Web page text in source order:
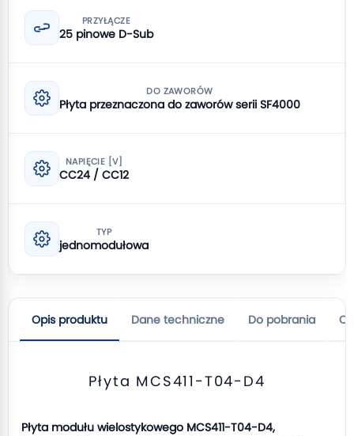
PRZYŁĄCZE
25 pinowe D-Sub
DO ZAWORÓW
Płyta przeznaczona do zaworów serii SF4000
NAPIĘCIE [V]
CC24 / CC12
TYP
jednomodułowa
Opis produktu Dane techniczne Do pobrania
Płyta MCS411-T04-D4
Płyta modułu wielostykowego MCS411-T04-D4,